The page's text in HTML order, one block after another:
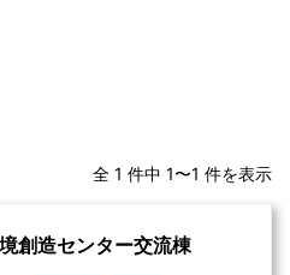
全 1 件中 1〜1 件を表示
創造センター交流棟